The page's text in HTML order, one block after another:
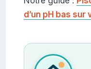
d’un pH bas